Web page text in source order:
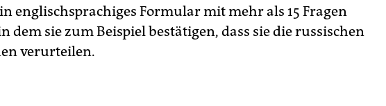
englischsprachiges Formular mit mehr als 15 Fragen
dem sie zum Beispiel bestätigen, dass sie die russischen
verurteilen.